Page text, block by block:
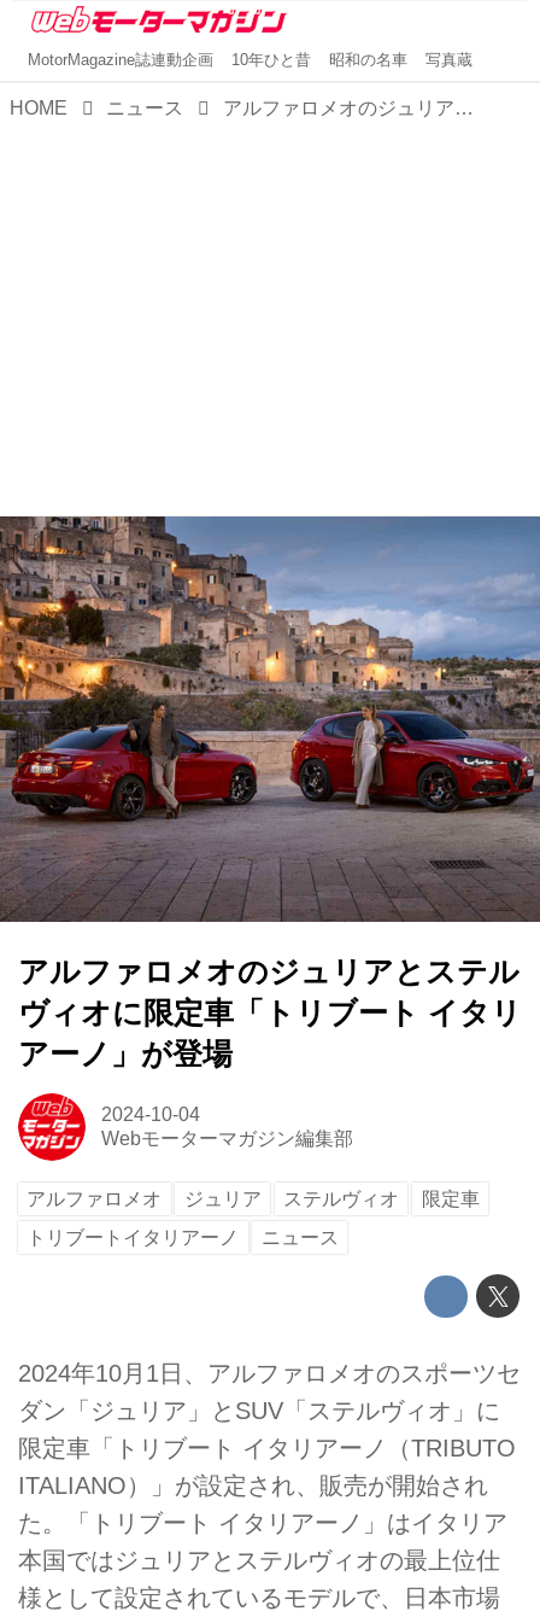
MotorMagazine誌連動企画 10年ひと昔 昭和の名車 写真蔵
HOME ニュース アルファロメオのジュリアとステルヴィオに限定車「トリブート イタリアーノ」が登場
アルファロメオのジュリアとステル
ヴィオに限定車「トリブート イタリ
アーノ」が登場
2024-10-04
Webモーターマガジン編集部
アルファロメオ ジュリア ステルヴィオ
限定車
トリブートイタリアーノ
ニュース
2024年10月1日、アルファロメオのスポーツセ
ダン「ジュリア」とSUV「ステルヴィオ」に
限定車「トリブート イタリアーノ（TRIBUTO
ITALIANO）」が設定され、販売が開始され
た。「トリブート イタリアーノ」はイタリア
本国ではジュリアとステルヴィオの最上位仕
様として設定されているモデルで、日本市場